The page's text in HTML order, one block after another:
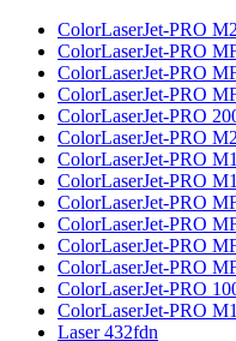
ColorLaserJet-PRO
ColorLaserJet-PRO
ColorLaserJet-PRO
ColorLaserJet-PRO
ColorLaserJet-PRO
ColorLaserJet-PRO
ColorLaserJet-PRO
ColorLaserJet-PRO
ColorLaserJet-PRO
ColorLaserJet-PRO
ColorLaserJet-PRO
ColorLaserJet-PRO
ColorLaserJet-PRO
ColorLaserJet-PRO
Laser 432fdn